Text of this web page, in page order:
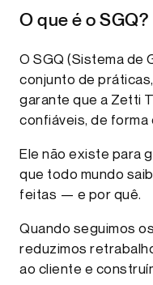
O que é o SGQ?
O SGQ (Sistema de
conjunto de
garante que a Zetti
confiáveis, de
Ele não existe para
que todo mundo
feitas — e por quê.
Quando seguimos
reduzimos
ao cliente e